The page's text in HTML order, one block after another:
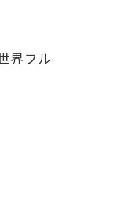
界フル